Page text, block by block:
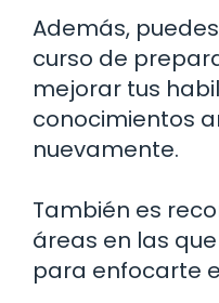
Además,
curso de
mejorar tus
conocimientos
nuevamente.
También es
áreas en las
para enfocarte